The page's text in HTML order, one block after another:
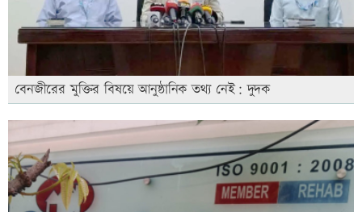
বেনজীরের মুক্তির বিষয়ে আনুষ্ঠানিক তথ্য নেই: দুদক